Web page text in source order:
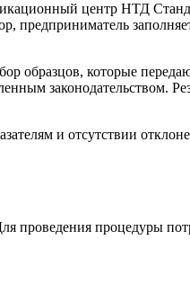
центр НТД
предприниматель
образцов, которые
законодательством.
и отсутствии
проведения процедуры